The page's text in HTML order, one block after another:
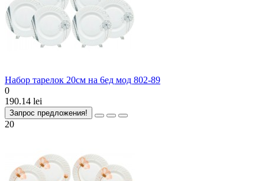
Набор тарелок 20cм на 6ед мод 802-89
0
190.14 lei
Запрос предложения!
20